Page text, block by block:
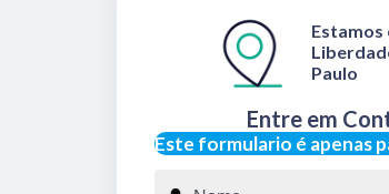
Este formulario é apenas
Entre em
Estamos
Paulo